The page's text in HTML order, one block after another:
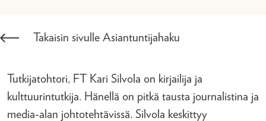
Takaisin sivulle Asiantuntijahaku
Tutkijatohtori, FT Kari Silvola on kirjailija ja
kulttuurintutkija. Hänellä on pitkä tausta journalistina ja
media-alan johtotehtävissä. Silvola keskittyy